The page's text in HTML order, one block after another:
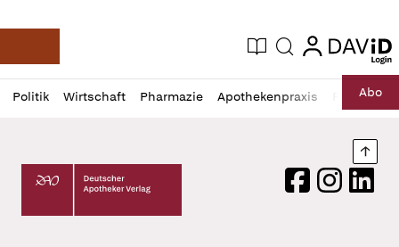
Deutsche Apotheker Zeitung
Aktuelle Ausgabe
Suche login
login
Politik Wirtschaft Pharmazie Apothekenpraxis RechtAbo
Profil
öffnen
Daz
Pur
Deutscher Apotheker Verlag Logo
FacebookInstagram